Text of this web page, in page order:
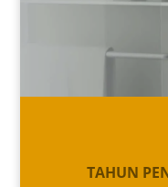
TAHUN